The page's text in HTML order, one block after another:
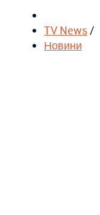
TV News/
Новини